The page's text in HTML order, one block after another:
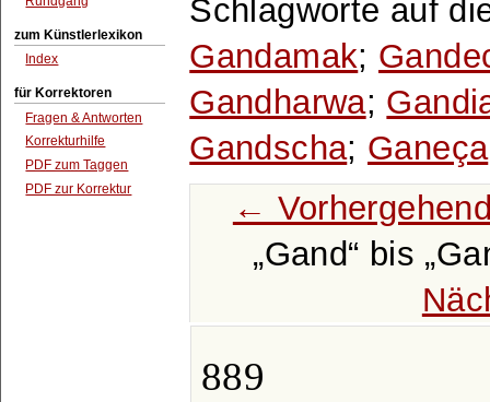
zum Künstlerlexikon
Index
für Korrektoren
Fragen & Antworten
Korrekturhilfe
PDF zum Taggen
PDF zur Korrektur
Schlagworte auf
Gandamak;
Gandharwa;
Gandscha; Ganeça
←
Gand
bis
889